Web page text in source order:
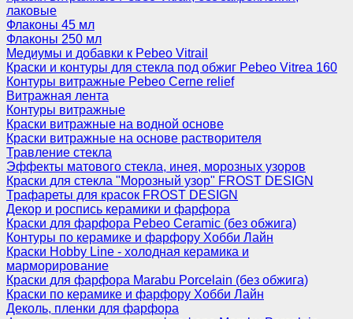
лаковые
Флаконы 45 мл
Флаконы 250 мл
Медиумы и добавки к Pebeo Vitrail
Краски и контуры для стекла под обжиг Pebeo Vitrea 160
Контуры витражные Pebeo Cerne relief
Витражная лента
Контуры витражные
Краски витражные на водной основе
Краски витражные на основе растворителя
Травление стекла
Эффекты матового стекла, инея, морозных узоров
Краски для стекла "Морозный узор" FROST DESIGN
Трафареты для красок FROST DESIGN
Декор и роспись керамики и фарфора
Краски для фарфора Pebeo Ceramic (без обжига)
Контуры по керамике и фарфору Хобби Лайн
Краски Hobby Line - холодная керамика и
марморирование
Краски для фарфора Marabu Porcelain (без обжига)
Краски по керамике и фарфору Хобби Лайн
Деколь, пленки для фарфора